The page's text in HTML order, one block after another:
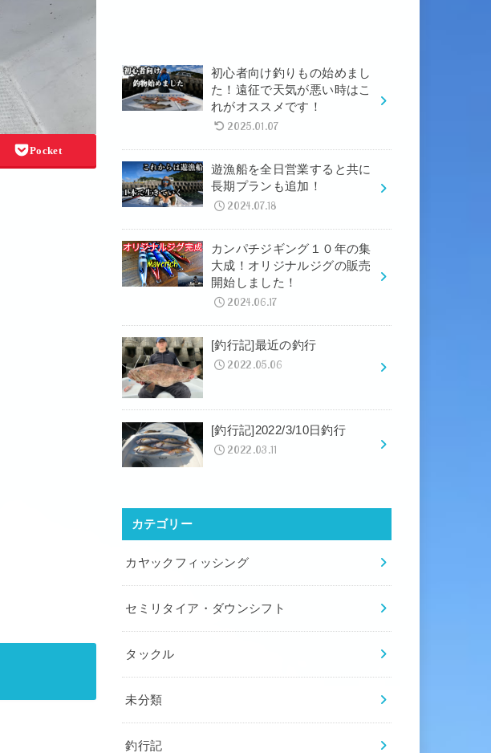
Pocket
初心者向け釣りもの始めまし
た！遠征で天気が悪い時はこ
れがオススメです！
2025.01.07
遊漁船を全日営業すると共に
長期プランも追加！
2024.07.18
カンパチジギング１０年の集
大成！オリジナルジグの販売
開始しました！
2024.06.17
[釣行記]最近の釣行
2022.05.06
[釣行記]2022/3/10日釣行
2022.03.11
カテゴリー
カヤックフィッシング
セミリタイア・ダウンシフト
タックル
未分類
釣行記